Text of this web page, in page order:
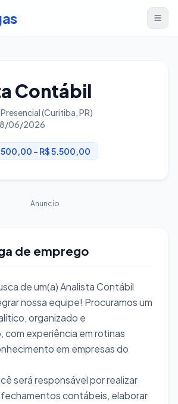
Contábil
Presencial (Curitiba, PR)
06/2026
- R$ 5.500,00
Anuncio
de emprego
de um(a) Analista Contábil
nossa equipe! Procuramos um
organizado e
com experiência em rotinas
em empresas do
será responsável por realizar
contábeis, elaborar